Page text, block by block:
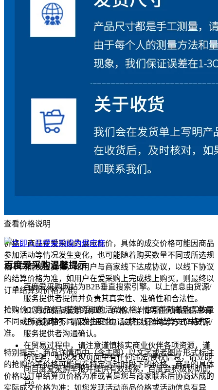
查看价格说明
价格：商品在爱采购的展示标价，具体的成交价格可能因商品
参加活动等情况发生变化，也可能随着购买数量不同或所选规
格不同而发生变化，如用户与商家线下达成协议，以线下协议
的结算价格为准，如用户在爱采购上完成线上购买，则最终以
订单结算页价格为准。
抢购价：商品参与营销活动的活动价格，也可能随着购买数量
不同或所选规格不同而发生变化，最终以订单结算页价格为
准。
特别提示：商品详情页中（含主图）以文字或者图片形式标注
的抢购价等价格可能是在特定活动时段下的价格，商品的具体
价格以订单结算页价格为准或者是您与商家联系后协商达成的
实际成交价格为准；如您发现活动商品价格或活动信息有异
百度爱采购温馨提示
百度爱采购网站为B2B垂直搜索引擎。以上信息由货源/
服务提供者提供并负责其真实性、准确性和合法性。
如您对商品/服务的标题、价格、详情等任何商品信息有
任何疑问的，请及时通过电话或在线咨询等方式与货源/
服务提供者沟通确认。
在贸易过程中，请注意谨慎核实商业伙伴各项资源，谨
防诈骗，如您发现页面中有任何违法/侵权信息，请立即
向百度爱采购举报并提供有效线索，百度会积极协助配
合。